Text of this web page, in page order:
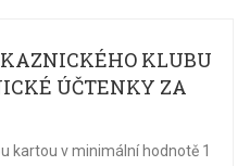
KLUBU
ÚČTENKY ZA
kartou v minimální hodnotě 1